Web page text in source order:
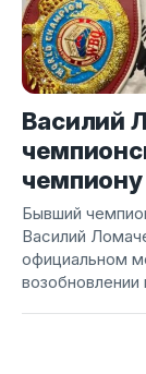
Василий
чемпиону
Бывший
Василий
официальном